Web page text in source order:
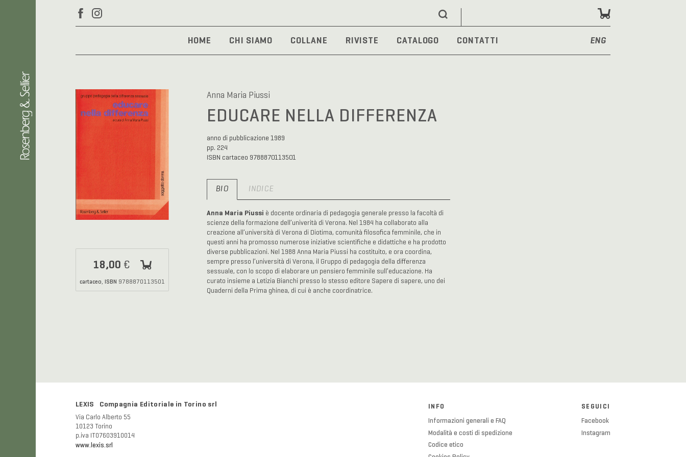
HOME CHI SIAMO COLLANE RIVISTE CATALOGO CONTATTI ENG
18,00 €
cartaceo, ISBN 9788870113501
Anna Maria Piussi
EDUCARE NELLA DIFFERENZA
anno di pubblicazione 1989
pp. 224
ISBN cartaceo 9788870113501
BIO INDICE
Anna Maria Piussi è docente ordinaria di pedagogia generale presso la facoltà di
scienze della formazione dell’univerità di Verona. Nel 1984 ha collaborato alla
creazione all’università di Verona di Diotima, comunità filosofica femminile, che in
questi anni ha promosso numerose iniziative scientifiche e didattiche e ha prodotto
diverse pubblicazioni. Nel 1988 Anna Maria Piussi ha costituito, e ora coordina,
sempre presso l’università di Verona, il Gruppo di pedagogia della differenza
sessuale, con lo scopo di elaborare un pensiero femminile sull’educazione. Ha
curato insieme a Letizia Bianchi presso lo stesso editore Sapere di sapere, uno dei
Quaderni della Prima ghinea, di cui è anche coordinatrice.
LEXIS Compagnia Editoriale in Torino srl
Via Carlo Alberto 55
10123 Torino
p.iva IT07603910014
www.lexis.srl
INFO
Informazioni generali e FAQ
Modalità e costi di spedizione
Codice etico
SEGUICI
Facebook
Instagram